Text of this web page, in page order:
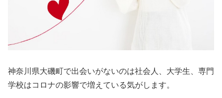
神奈川県大磯町で出会いがないのは社会人、大学生、専門
学校はコロナの影響で増えている気がします。